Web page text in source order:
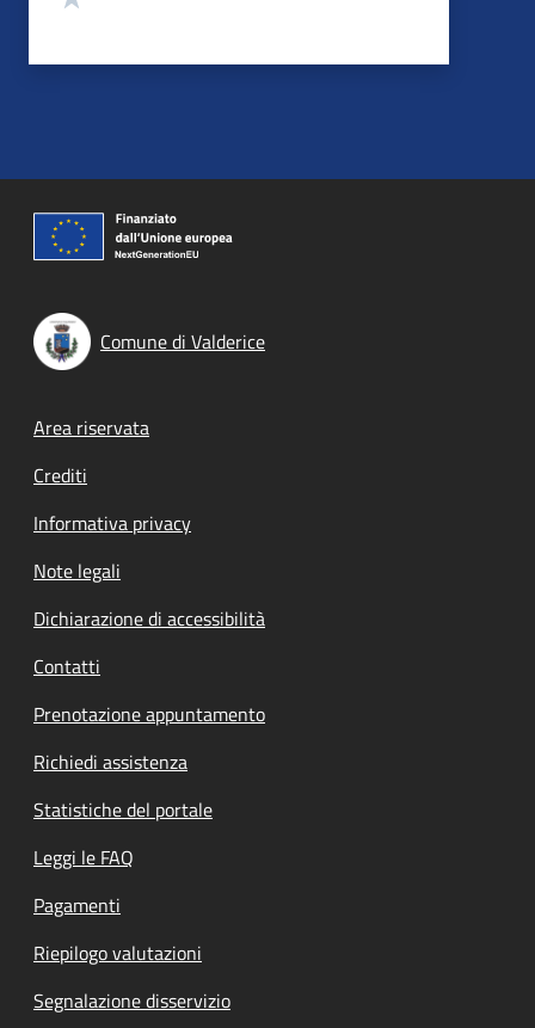
Comune di Valderice
Footer menu
Area riservata
Crediti
Informativa privacy
Note legali
Dichiarazione di accessibilità
Contatti
Prenotazione appuntamento
Richiedi assistenza
Statistiche del portale
Leggi le FAQ
Pagamenti
Riepilogo valutazioni
Segnalazione disservizio